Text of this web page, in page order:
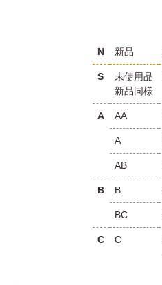
N 新品
S
未使用品
新品同様
A AA
A
AB
B B
BC
C C